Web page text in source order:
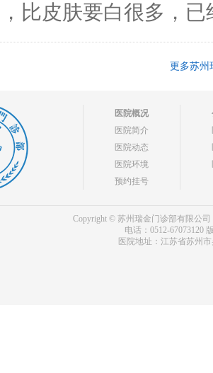
比皮肤要白很多，已
更多苏州
医院概况
医院简介
医院动态
医院环境
预约挂号
Copyright © 苏州瑞金门诊部有限公司
电话：0512-67073120
医院地址：江苏省苏州